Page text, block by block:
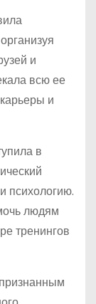
и
всю ее
и
в
психологию.
людям
тренингов